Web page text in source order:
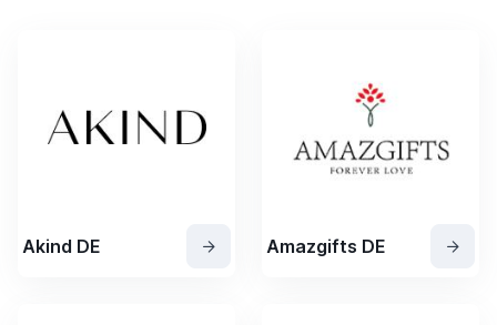
Akind DE Amazgifts DE